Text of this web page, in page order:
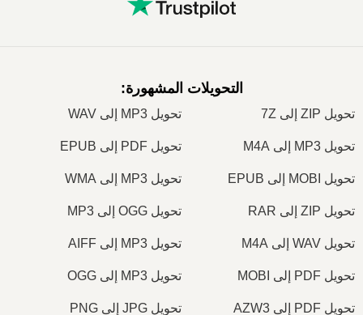
التحويلات المشهورة:
تحويل ZIP إلى 7Z تحويل MP3 إلى WAV
تحويل MP3 إلى M4A تحويل PDF إلى EPUB
تحويل MOBI إلى EPUB تحويل MP3 إلى WMA
تحويل ZIP إلى RAR تحويل OGG إلى MP3
تحويل WAV إلى M4A تحويل MP3 إلى AIFF
تحويل PDF إلى MOBI تحويل MP3 إلى OGG
تحويل PDF إلى AZW3 تحويل JPG إلى PNG